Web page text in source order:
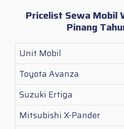
Pricelist Sewa Mobil
Pinang
Unit Mobil
Toyota Avanza
Suzuki Ertiga
Mitsubishi X-Pander